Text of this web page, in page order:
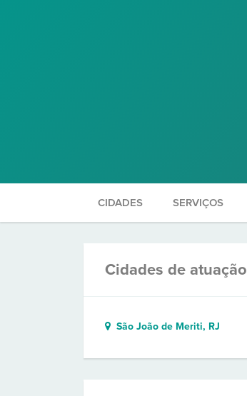
CIDADES SERVIÇOS
Cidades de atuação
São João de Meriti, RJ